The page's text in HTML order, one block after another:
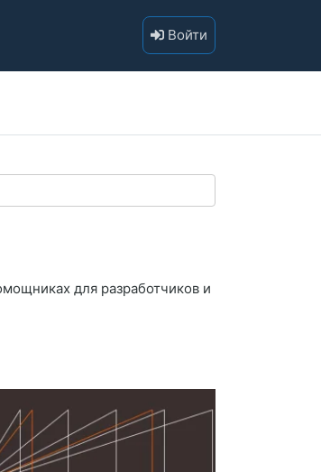
Войти
для разработчиков и